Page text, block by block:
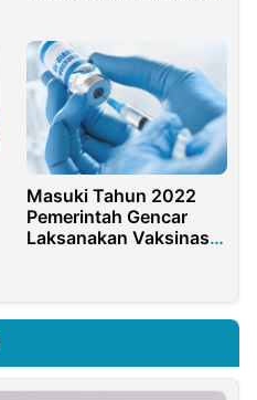
Masuki Tahun 2022
Pemerintah Gencar
Laksanakan Vaksinasi